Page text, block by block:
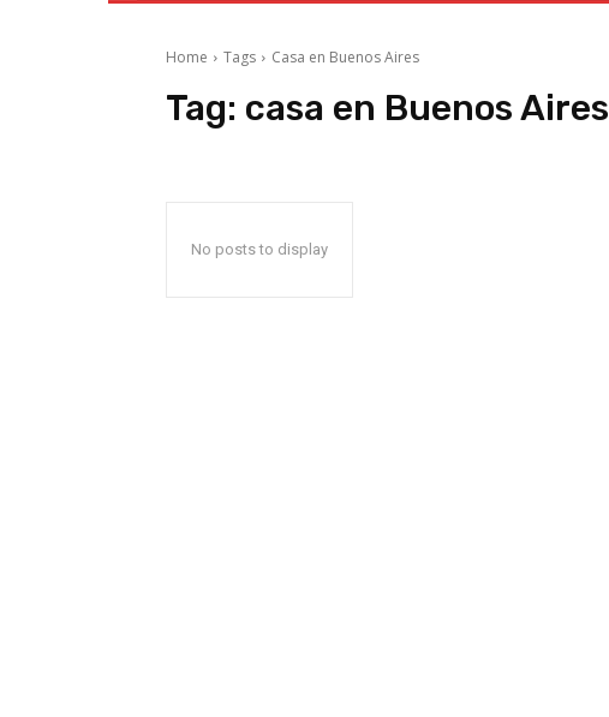
Home Tags Casa en Buenos Aires
Tag: casa en Buenos Aires
No posts to display